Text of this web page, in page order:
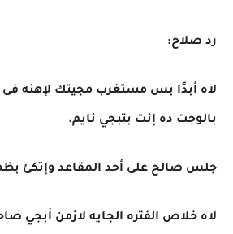
رد صلاح:
لاه أبدًا بس مستغرب مجيتك لإهنه فى
بالوجت ده إنت بتبجي نايم.
جلس صالح على أحد المقاعد وإتكئ
لاه خلاص الفتره الجايه لازمن أبجي